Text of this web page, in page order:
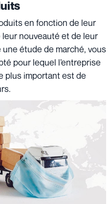
en fonction de leur
nouveauté et de leur
étude de marché, vous
pour lequel l’entreprise
plus important est de